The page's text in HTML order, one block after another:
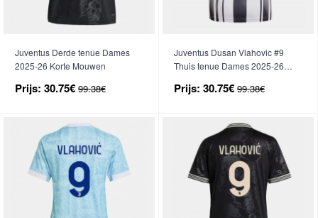
Juventus Derde tenue Dames
2025-26 Korte Mouwen
Prijs: 30.75€ 99.38€
Juventus Dusan Vlahovic #9
Thuis tenue Dames 2025-26
Prijs: 30.75€ 99.38€